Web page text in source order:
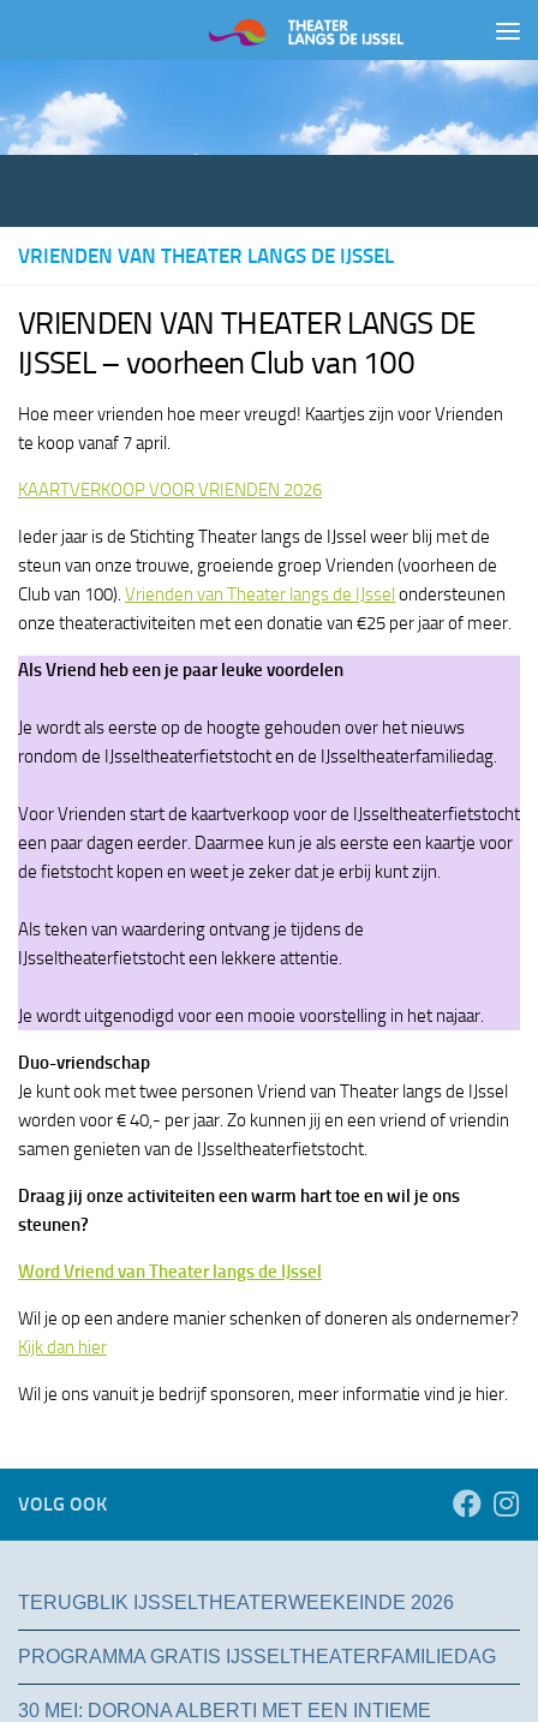
Doorgaan naar inhoud
VRIENDEN VAN THEATER LANGS DE IJSSEL
VRIENDEN VAN THEATER LANGS DE
IJSSEL – voorheen Club van 100
Hoe meer vrienden hoe meer vreugd! Kaartjes zijn voor Vrienden
te koop vanaf 7 april.
KAARTVERKOOP VOOR VRIENDEN 2026
Ieder jaar is de Stichting Theater langs de IJssel weer blij met de
steun van onze trouwe, groeiende groep Vrienden (voorheen de
Club van 100). Vrienden van Theater langs de IJsselondersteunen
onze theateractiviteiten met een donatie van €25 per jaar of meer.
Als Vriend heb een je paar leuke voordelen
Je wordt als eerste op de hoogte gehouden over het nieuws
rondom de IJsseltheaterfietstocht en de IJsseltheaterfamiliedag.
Voor Vrienden start de kaartverkoop voor de IJsseltheaterfietstocht
een paar dagen eerder. Daarmee kun je als eerste een kaartje voor
de fietstocht kopen en weet je zeker dat je erbij kunt zijn.
Als teken van waardering ontvang je tijdens de
IJsseltheaterfietstocht een lekkere attentie.
Je wordt uitgenodigd voor een mooie voorstelling in het najaar.
Duo-vriendschap
Je kunt ook met twee personen Vriend van Theater langs de IJssel
worden voor € 40,- per jaar. Zo kunnen jij en een vriend of vriendin
samen genieten van de IJsseltheaterfietstocht.
Draag jij onze activiteiten een warm hart toe en wil je ons
steunen?
Word Vriend van Theater langs de IJssel
Wil je op een andere manier schenken of doneren als ondernemer?
Kijk dan hier
Wil je ons vanuit je bedrijf sponsoren, meer informatie vind je hier.
VOLG OOK
TERUGBLIK IJSSELTHEATERWEEKEINDE 2026
PROGRAMMA GRATIS IJSSELTHEATERFAMILIEDAG
30 MEI: DORONA ALBERTI MET EEN INTIEME